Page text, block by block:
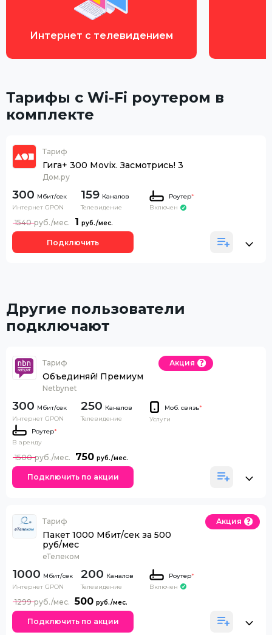
Интернет с телевидением
Тарифы с Wi-Fi роутером в
комплекте
Тариф
Гига+ 300 Movix. Засмотрись! 3
Дом.ру
300
Интернет GPON
159 Каналов
Телевидение
Роутер*
Включен
1
1540
Подключить
Другие пользователи
подключают
Тариф
Объединяй! Премиум
Netbynet
Акция
300
Интернет GPON
250 Каналов
Телевидение
Моб. связь*
Услуги
Роутер*
В аренду
750
1500
Подключить по акции
Тариф
Пакет 1000 Мбит/сек за 500
руб/мес
еТелеком
Акция
1000
Интернет GPON
200 Каналов
Телевидение
Роутер*
Включен
500
1299
Подключить по акции